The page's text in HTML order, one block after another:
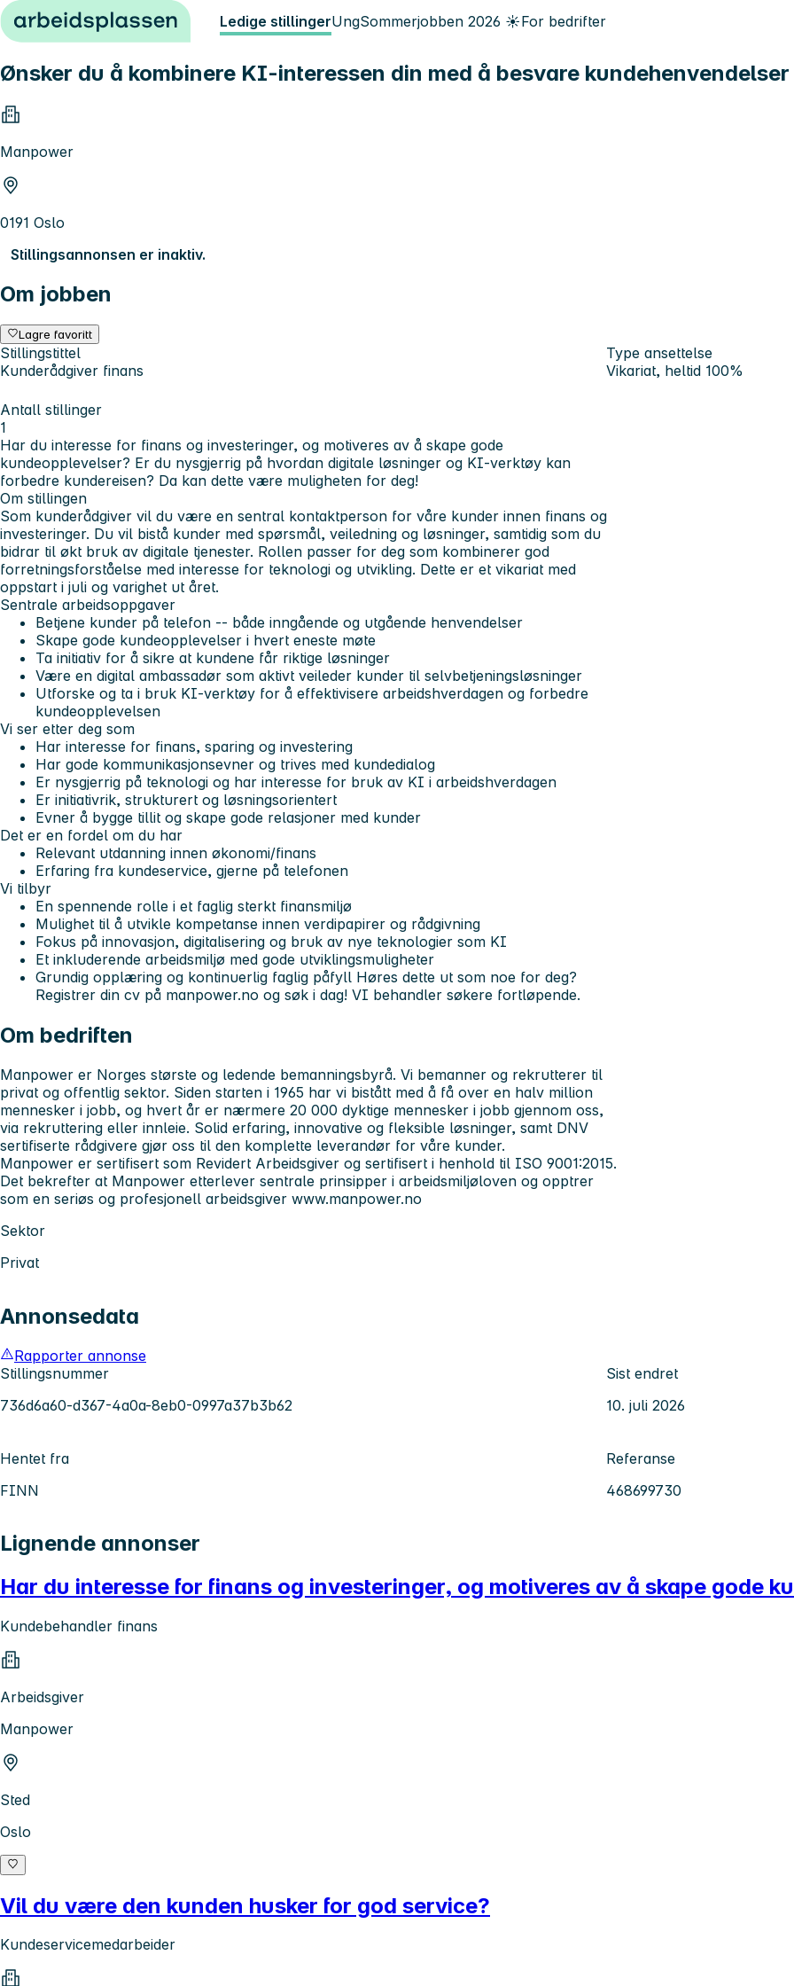
Hopp til innhold Ledige stillingerUngSommerjobben 2026 ☀️For bedrifter
Ønsker du å kombinere KI-interessen din med å besvare
Manpower
0191 Oslo
Stillingsannonsen er inaktiv.
Om jobben
Lagre favoritt
Stillingstittel
Kunderådgiver finans
Type ansettelse
Vikariat, heltid 100%
Antall stillinger
1
Har du interesse for finans og investeringer, og motiveres av å skape gode
kundeopplevelser? Er du nysgjerrig på hvordan digitale løsninger og KI-verktøy kan
forbedre kundereisen? Da kan dette være muligheten for deg!
Om stillingen
Som kunderådgiver vil du være en sentral kontaktperson for våre kunder innen finans og
investeringer. Du vil bistå kunder med spørsmål, veiledning og løsninger, samtidig som du
bidrar til økt bruk av digitale tjenester. Rollen passer for deg som kombinerer god
forretningsforståelse med interesse for teknologi og utvikling. Dette er et vikariat med
oppstart i juli og varighet ut året.
Sentrale arbeidsoppgaver
Betjene kunder på telefon -- både inngående og utgående henvendelser
Skape gode kundeopplevelser i hvert eneste møte
Ta initiativ for å sikre at kundene får riktige løsninger
Være en digital ambassadør som aktivt veileder kunder til selvbetjeningsløsninger
Utforske og ta i bruk KI-verktøy for å effektivisere arbeidshverdagen og forbedre
kundeopplevelsen
Vi ser etter deg som
Har interesse for finans, sparing og investering
Har gode kommunikasjonsevner og trives med kundedialog
Er nysgjerrig på teknologi og har interesse for bruk av KI i arbeidshverdagen
Er initiativrik, strukturert og løsningsorientert
Evner å bygge tillit og skape gode relasjoner med kunder
Det er en fordel om du har
Relevant utdanning innen økonomi/finans
Erfaring fra kundeservice, gjerne på telefonen
Vi tilbyr
En spennende rolle i et faglig sterkt finansmiljø
Mulighet til å utvikle kompetanse innen verdipapirer og rådgivning
Fokus på innovasjon, digitalisering og bruk av nye teknologier som KI
Et inkluderende arbeidsmiljø med gode utviklingsmuligheter
Grundig opplæring og kontinuerlig faglig påfyll Høres dette ut som noe for deg?
Registrer din cv på manpower.no og søk i dag! VI behandler søkere fortløpende.
Om bedriften
Manpower er Norges største og ledende bemanningsbyrå. Vi bemanner og rekrutterer til
privat og offentlig sektor. Siden starten i 1965 har vi bistått med å få over en halv million
mennesker i jobb, og hvert år er nærmere 20 000 dyktige mennesker i jobb gjennom oss,
via rekruttering eller innleie. Solid erfaring, innovative og fleksible løsninger, samt DNV
sertifiserte rådgivere gjør oss til den komplette leverandør for våre kunder.
Manpower er sertifisert som Revidert Arbeidsgiver og sertifisert i henhold til ISO 9001:2015.
Det bekrefter at Manpower etterlever sentrale prinsipper i arbeidsmiljøloven og opptrer
som en seriøs og profesjonell arbeidsgiver www.manpower.no
Sektor
Privat
Annonsedata
Rapporter annonse
Stillingsnummer
736d6a60-d367-4a0a-8eb0-0997a37b3b62
Sist endret
10. juli 2026
Hentet fra
FINN
Referanse
468699730
Lignende annonser
Har du interesse for finans og investeringer, og motiveres av å skape gode
Kundebehandler finans
Arbeidsgiver
Manpower
Sted
Oslo
Vil du være den kunden husker for god service?
Kundeservicemedarbeider